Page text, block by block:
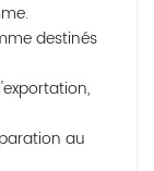
destinés
au